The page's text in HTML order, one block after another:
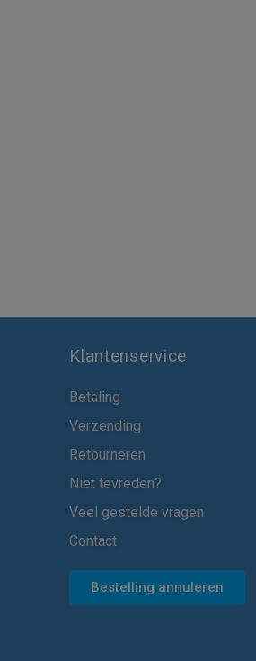
Klantenservice
Betaling
Verzending
Retourneren
Niet tevreden?
Veel gestelde vragen
Contact
Bestelling annuleren